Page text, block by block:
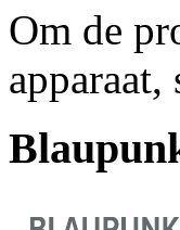
Om de
apparaat,